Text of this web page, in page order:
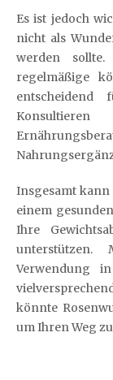
Es ist jedoch
nicht als
werden
regelmäßige
entscheidend
Insgesamt
einem
Ihre
Verwendung
könnte
um Ihren Weg